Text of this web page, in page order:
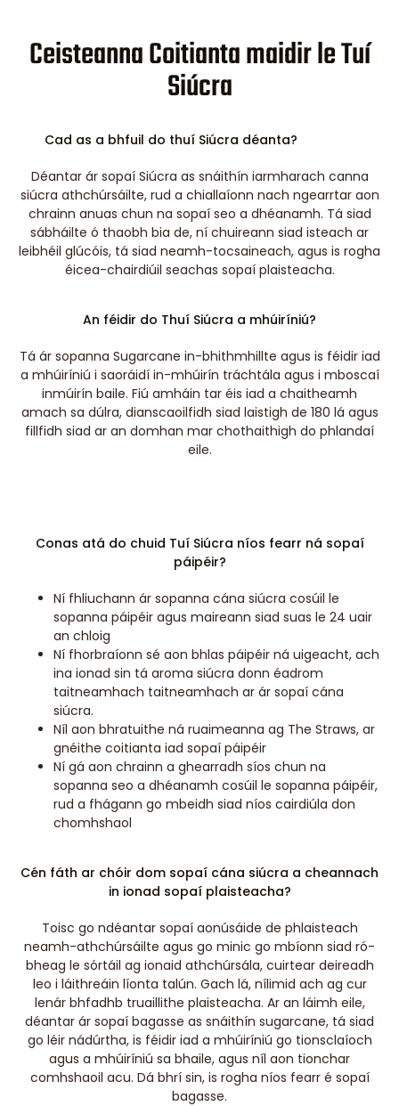
Ceisteanna Coitianta maidir le Tuí
Siúcra
Cad as a bhfuil do thuí Siúcra déanta?
Déantar ár sopaí Siúcra as snáithín iarmharach canna
siúcra athchúrsáilte, rud a chiallaíonn nach ngearrtar aon
chrainn anuas chun na sopaí seo a dhéanamh. Tá siad
sábháilte ó thaobh bia de, ní chuireann siad isteach ar
leibhéil glúcóis, tá siad neamh-tocsaineach, agus is rogha
éicea-chairdiúil seachas sopaí plaisteacha.
An féidir do Thuí Siúcra a mhúiríniú?
Tá ár sopanna Sugarcane in-bhithmhillte agus is féidir iad
a mhúiríniú i saoráidí in-mhúirín tráchtála agus i mboscaí
inmúirín baile. Fiú amháin tar éis iad a chaitheamh
amach sa dúlra, dianscaoilfidh siad laistigh de 180 lá agus
fillfidh siad ar an domhan mar chothaithigh do phlandaí
eile.
Conas atá do chuid Tuí Siúcra níos fearr ná sopaí
páipéir?
Ní fhliuchann ár sopanna cána siúcra cosúil le
sopanna páipéir agus maireann siad suas le 24 uair
an chloig
Ní fhorbraíonn sé aon bhlas páipéir ná uigeacht, ach
ina ionad sin tá aroma siúcra donn éadrom
taitneamhach taitneamhach ar ár sopaí cána
siúcra.
Níl aon bhratuithe ná ruaimeanna ag The Straws, ar
gnéithe coitianta iad sopaí páipéir
Ní gá aon chrainn a ghearradh síos chun na
sopanna seo a dhéanamh cosúil le sopanna páipéir,
rud a fhágann go mbeidh siad níos cairdiúla don
chomhshaol
Cén fáth ar chóir dom sopaí cána siúcra a cheannach
in ionad sopaí plaisteacha?
Toisc go ndéantar sopaí aonúsáide de phlaisteach
neamh-athchúrsáilte agus go minic go mbíonn siad ró-
bheag le sórtáil ag ionaid athchúrsála, cuirtear deireadh
leo i láithreáin líonta talún. Gach lá, nílimid ach ag cur
lenár bhfadhb truaillithe plaisteacha. Ar an láimh eile,
déantar ár sopaí bagasse as snáithín sugarcane, tá siad
go léir nádúrtha, is féidir iad a mhúiríniú go tionsclaíoch
agus a mhúiríniú sa bhaile, agus níl aon tionchar
comhshaoil ​​acu. Dá bhrí sin, is rogha níos fearr é sopaí
bagasse.